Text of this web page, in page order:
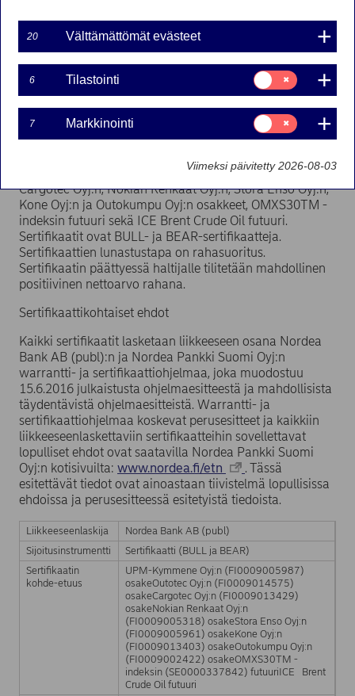
8.11.2016
07-11-2016 12:00
Nordea Bank AB (publ) laskee warrantti- ja
sertifikaattiohjelmansa puitteissa liikkeeseen 10 uutta
etuutena ovat UPM-Kymmene Oyj:n, Outotec Oyj:n,
Cargotec Oyj:n, Nokian Renkaat Oyj:n, Stora Enso Oyj:n,
Kone Oyj:n ja Outokumpu Oyj:n osakkeet, OMXS30TM -
indeksin futuuri sekä ICE Brent Crude Oil futuuri.
Sertifikaatit ovat BULL- ja BEAR-sertifikaatteja.
Sertifikaattien lunastustapa on rahasuoritus.
Sertifikaatin päättyessä haltijalle tilitetään mahdollinen
positiivinen nettoarvo rahana.
Sertifikaattikohtaiset ehdot
Kaikki sertifikaatit lasketaan liikkeeseen osana Nordea
Bank AB (publ):n ja Nordea Pankki Suomi Oyj:n
warrantti- ja sertifikaattiohjelmaa, joka muodostuu
15.6.2016 julkaistusta ohjelmaesitteestä ja mahdollisista
täydentävistä ohjelmaesitteistä. Warrantti- ja
sertifikaattiohjelmaa koskevat perusesitteet ja kaikkiin
liikkeeseenlaskettaviin sertifikaatteihin sovellettavat
lopulliset ehdot ovat saatavilla Nordea Pankki Suomi
Oyj:n kotisivuilta: www.nordea.fi/etn
. Tässä
esitettävät tiedot ovat ainoastaan tiivistelmä lopullisissa
ehdoissa ja perusesitteessä esitetyistä tiedoista.
Liikkeeseenlaskija
Nordea Bank AB (publ)
Sijoitusinstrumentti
Sertifikaatti (BULL ja BEAR)
Sertifikaatin
kohde-etuus
UPM-Kymmene Oyj:n (FI0009005987)
osakeOutotec Oyj:n (FI0009014575)
osakeCargotec Oyj:n (FI0009013429)
osakeNokian Renkaat Oyj:n
(FI0009005318) osakeStora Enso Oyj:n
(FI0009005961) osakeKone Oyj:n
(FI0009013403) osakeOutokumpu Oyj:n
(FI0009002422) osakeOMXS30TM -
indeksin (SE0000337842) futuuriICE Brent
Crude Oil futuuri
20 Välttämättömät evästeet
6 Tilastointi
Suostumusvalinta:
Tilastointi
7 Markkinointi
Suostumusvalinta:
Markkinointi
Viimeksi päivitetty 2026-08-03